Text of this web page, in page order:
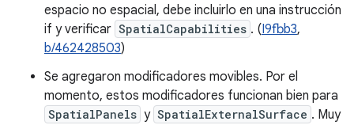
espacio no espacial, debe incluirlo en una instrucción
if y verificar SpatialCapabilities . (I9fbb3,
b/462428503)
Se agregaron modificadores movibles. Por el
momento, estos modificadores funcionan bien para
SpatialPanels y SpatialExternalSurface . Muy